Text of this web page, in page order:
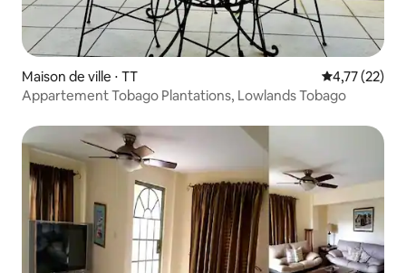
Maison de ville ⋅ TT Évaluation
4,77 (22)
Appartement Tobago Plantations, Lowlands Tobago